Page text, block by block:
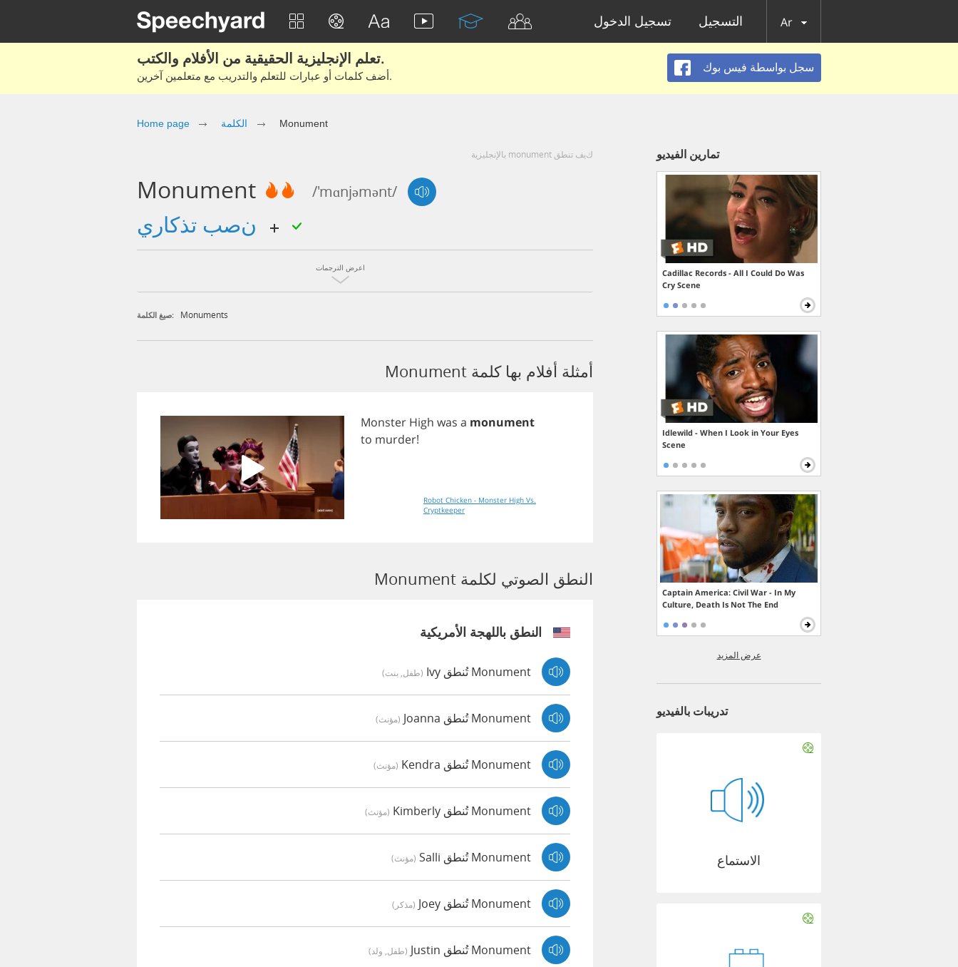
تسجيل الدخول التسجيل Ar
تعلم الإنجليزية الحقيقية من الأفلام والكتب.
أضف كلمات أو عبارات للتعلم والتدريب مع متعلمين آخرين.
سجل بواسطة فيس بوك
Home page الكلمة Monument
كيف تنطق monument بالإنجليزية
Monument /'mɑnjəmənt/
اعرض الترجمات
صيغ الكلمة: Monuments
أمثلة أفلام بها كلمة Monument
Monster High was a monument
to murder!
Robot Chicken - Monster High Vs.
Cryptkeeper
النطق الصوتي لكلمة Monument
النطق باللهجة الأمريكية
Monument تُنطق Ivy (طفل, بنت)
Monument تُنطق Joanna (مؤنث)
Monument تُنطق Kendra (مؤنث)
Monument تُنطق Kimberly (مؤنث)
Monument تُنطق Salli (مؤنث)
Monument تُنطق Joey (مذكر)
Monument تُنطق Justin (طفل, ولد)
تمارين الفيديو
Cadillac Records - All I Could Do Was
Cry Scene
Idlewild - When I Look in Your Eyes
Scene
Captain America: Civil War - In My
Culture, Death Is Not The End
عرض المزيد
تدريبات بالفيديو
الاستماع